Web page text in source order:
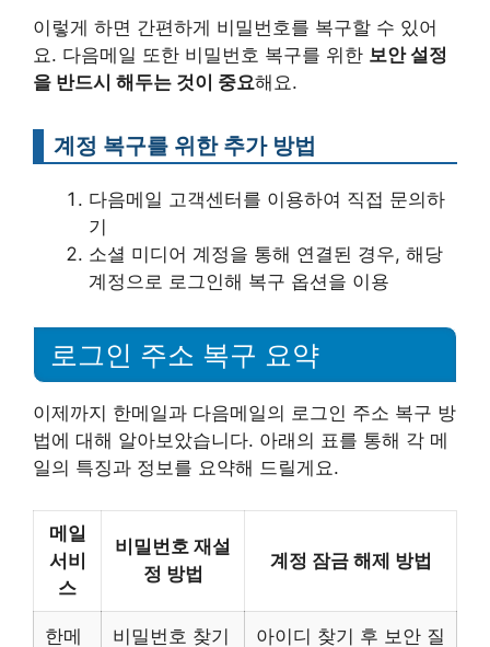
이렇게 하면 간편하게 비밀번호를 복구할 수 있어
요. 다음메일 또한 비밀번호 복구를 위한 보안 설정
을 반드시 해두는 것이 중요해요.
계정 복구를 위한 추가 방법
다음메일 고객센터를 이용하여 직접 문의하
기
소셜 미디어 계정을 통해 연결된 경우, 해당
계정으로 로그인해 복구 옵션을 이용
로그인 주소 복구 요약
이제까지 한메일과 다음메일의 로그인 주소 복구 방
법에 대해 알아보았습니다. 아래의 표를 통해 각 메
일의 특징과 정보를 요약해 드릴게요.
메일
서비
스
비밀번호 재설
정 방법
계정 잠금 해제 방법
한메
비밀번호 찾기
아이디 찾기 후 보안 질